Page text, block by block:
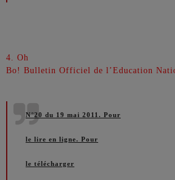
4. Oh
Bo! Bulletin Officiel de l’Education
N°20 du 19 mai 2011. Pour
le lire en ligne. Pour
le télécharger